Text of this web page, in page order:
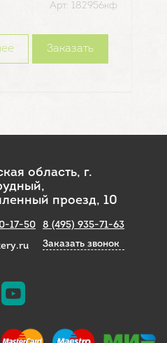
Арт: 182956кф
Заказать
область, г.
проезд, 10
17-50
8 (495) 935-71-63
Заказать звонок